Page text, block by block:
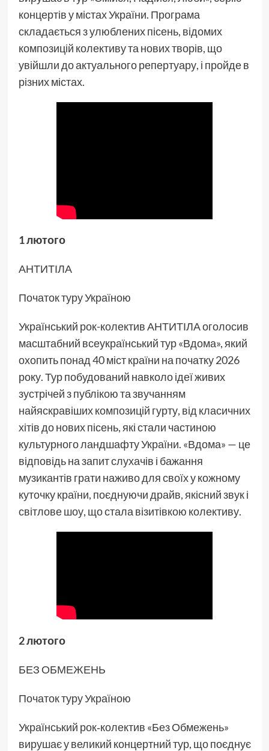
концертів у містах України. Програма
складається з улюблених пісень, відомих
композицій колективу та нових творів, що
увійшли до актуального репертуару, і пройде в
різних містах.
1 лютого
АНТИТІЛА
Початок туру Україною
Український рок-колектив АНТИТІЛА оголосив
масштабний всеукраїнський тур «Вдома», який
охопить понад 40 міст країни на початку 2026
року. Тур побудований навколо ідеї живих
зустрічей з публікою та звучанням
найяскравіших композицій гурту, від класичних
хітів до нових пісень, які стали частиною
культурного ландшафту України. «Вдома» — це
відповідь на запит слухачів і бажання
музикантів грати наживо для своїх у кожному
куточку країни, поєднуючи драйв, якісний звук і
світлове шоу, що стала візитівкою колективу.
2 лютого
БЕЗ ОБМЕЖЕНЬ
Початок туру Україною
Український рок‑колектив «Без Обмежень»
вирушає у великий концертний тур, що поєднує